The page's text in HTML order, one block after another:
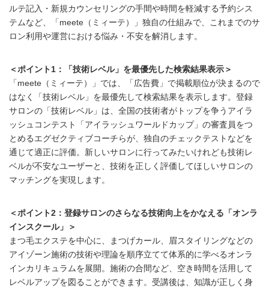
ルテ記入・新規カウンセリングの手間や時間を軽減する予約シス
テムなど、「meete（ミィーテ）」独自の仕組みで、これまでのサ
ロン利用や運営における悩み・不安を解消します。
＜ポイント1：「技術レベル」を最優先した検索結果表示＞
「meete（ミィーテ）」では、「広告費」で掲載順位が決まるので
はなく「技術レベル」を最優先して検索結果を表示します。登録
サロンの「技術レベル」は、全国の技術者がトップを争うアイラ
ッシュコンテスト「アイラッシュワールドカップ」の審査員をつ
とめるエグゼクティブコーチらが、独自のチェックテストなどを
通じて適正に評価。新しいサロンに行ってみたいけれども技術レ
ベルが不安なユーザーと、技術を正しく評価してほしいサロンの
マッチングを実現します。
＜ポイント2：登録サロンのさらなる技術向上をかなえる「オンラ
インスクール」＞
まつ毛エクステを中心に、まつげカール、眉スタイリングなどの
アイゾーン施術の技術や理論を順序立てて体系的に学べるオンラ
インカリキュラムを展開。施術の合間など、空き時間を活用して
レベルアップを図ることができます。受講後は、知識が正しく身